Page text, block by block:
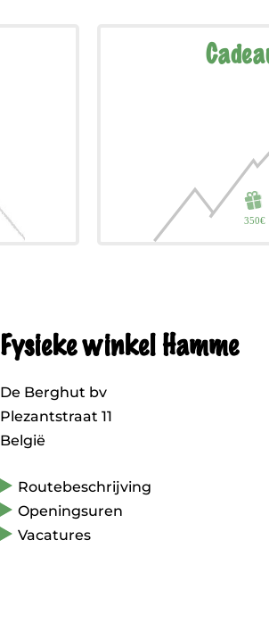
Fysieke winkel Hamme
De Berghut bv
Plezantstraat 11
België
Routebeschrijving
Openingsuren
Vacatures